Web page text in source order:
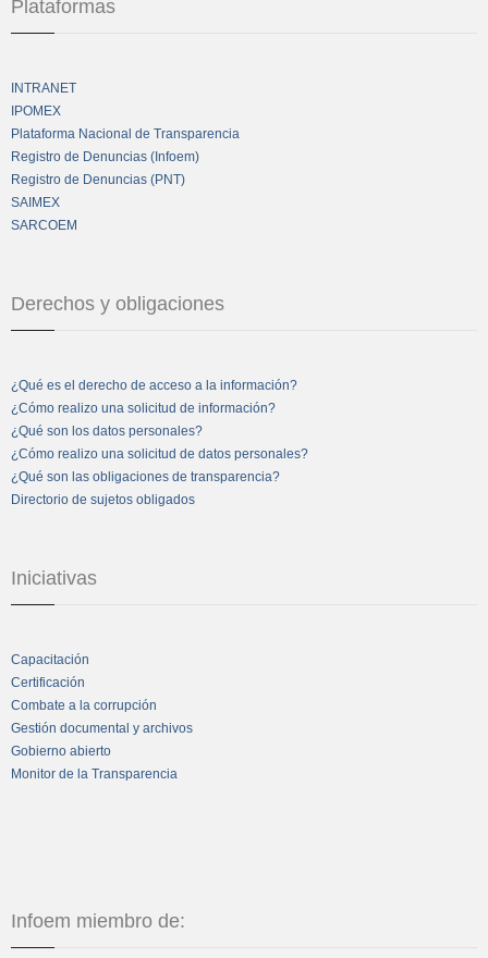
Plataformas
INTRANET
IPOMEX
Plataforma Nacional de Transparencia
Registro de Denuncias (Infoem)
Registro de Denuncias (PNT)
SAIMEX
SARCOEM
Derechos y obligaciones
¿Qué es el derecho de acceso a la información?
¿Cómo realizo una solicitud de información?
¿Qué son los datos personales?
¿Cómo realizo una solicitud de datos personales?
¿Qué son las obligaciones de transparencia?
Directorio de sujetos obligados
Iniciativas
Capacitación
Certificación
Combate a la corrupción
Gestión documental y archivos
Gobierno abierto
Monitor de la Transparencia
Infoem miembro de: